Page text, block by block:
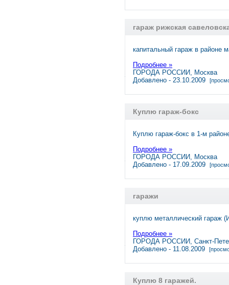
гараж рижская
капитальный гараж в районе
Подробнее »
ГОРОДА РОССИИ, Москва
Добавлено - 23.10.2009
Куплю гараж-бокс
Куплю гараж-бокс в 1-м
Подробнее »
ГОРОДА РОССИИ, Москва
Добавлено - 17.09.2009
гаражи
куплю металлический гараж
Подробнее »
ГОРОДА РОССИИ, Санкт-
Добавлено - 11.08.2009
Куплю 8 гаражей.